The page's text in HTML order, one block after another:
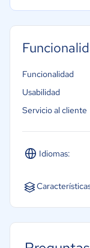
Idiomas:
Español Inglés
Funcionalidad
Usabilidad
Servicio al cliente